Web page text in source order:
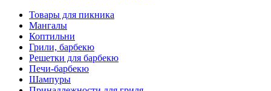
Товары для пикника
Мангалы
Коптильни
Грили, барбекю
Решетки для барбекю
Печи-барбекю
Шампуры